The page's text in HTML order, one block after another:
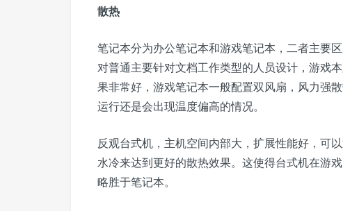
散热
笔记本分为办公笔记本和游戏笔记本，二者主要
对普通主要针对文档工作类型的人员设计，游戏
果非常好，游戏笔记本一般配置双风扇，风力强
运行还是会出现温度偏高的情况。
反观台式机，主机空间内部大，扩展性能好，可
水冷来达到更好的散热效果。这使得台式机在游
略胜于笔记本。